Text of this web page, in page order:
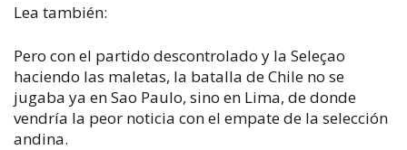
Lea también:
Pero con el partido descontrolado y la Seleçao
haciendo las maletas, la batalla de Chile no se
jugaba ya en Sao Paulo, sino en Lima, de donde
vendría la peor noticia con el empate de la selección
andina.